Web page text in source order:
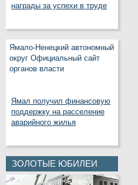
награды за успехи в труде
Ямало-Ненецкий автономный
округ Официальный сайт
органов власти
Ямал получил финансовую
поддержку на расселение
аварийного жилья
ЗОЛОТЫЕ ЮБИЛЕИ